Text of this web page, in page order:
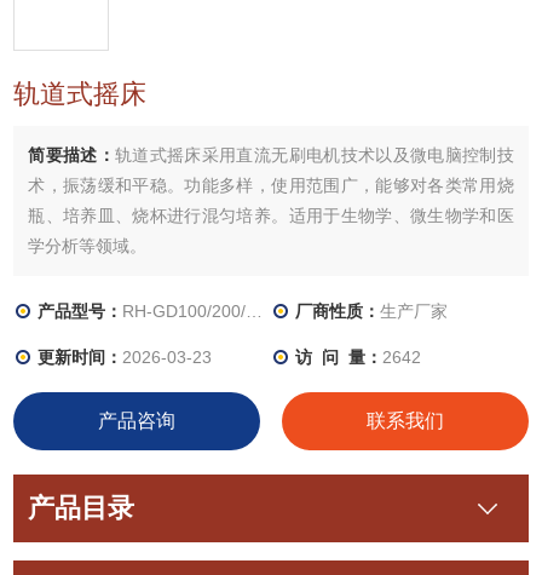
轨道式摇床
简要描述： 轨道式摇床采用直流无刷电机技术以及微电脑控制技
术，振荡缓和平稳。功能多样，使用范围广，能够对各类常用烧
瓶、培养皿、烧杯进行混匀培养。适用于生物学、微生物学和医
学分析等领域。
产品型号： RH-GD100/200/300 厂商性质： 生产厂家
更新时间： 2026-03-23 访 问 量： 2642
产品咨询 联系我们
产品目录